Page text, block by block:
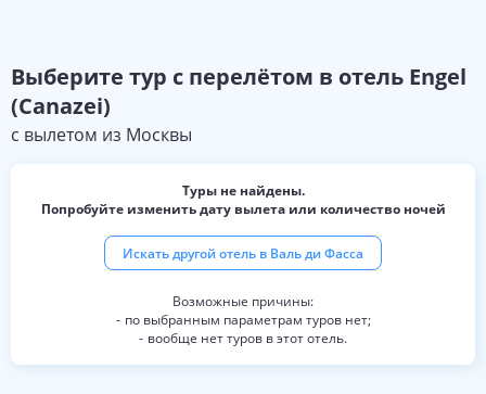
Выберите тур с перелётом в отель Engel
(Canazei)
с вылетом из Москвы
Туры не найдены.
Попробуйте изменить дату вылета или количество ночей
Искать другой отель в Валь ди Фасса
по выбранным параметрам туров нет;
вообще нет туров в этот отель.